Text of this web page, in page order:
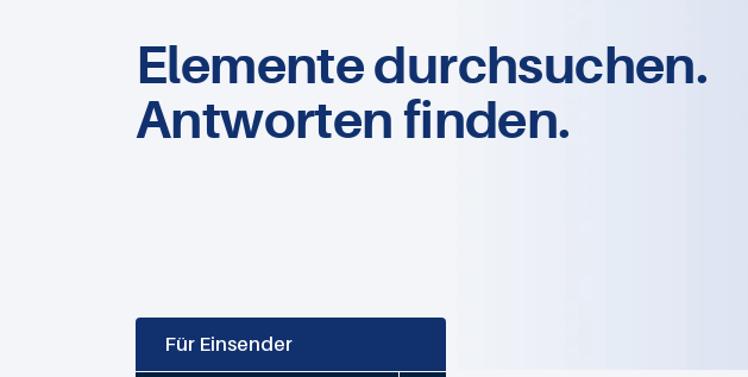
Elemente durchsuchen.
Antworten finden.
Für Einsender